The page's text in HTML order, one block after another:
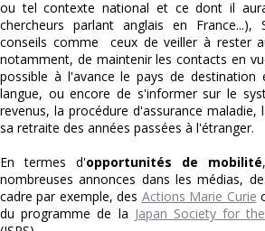
ou tel contexte national et ce dont il
chercheurs parlant anglais en France...),
conseils comme ceux de veiller à rester
notamment, de maintenir les contacts en
possible à l'avance le pays de destination
langue, ou encore de s'informer sur le
revenus, la procédure d'assurance maladie,
sa retraite des années passées à l'étranger.
En termes d'opportunités de mobilité
nombreuses annonces dans les médias,
cadre par exemple, des Actions Marie Curie
du programme de la Japan Society for